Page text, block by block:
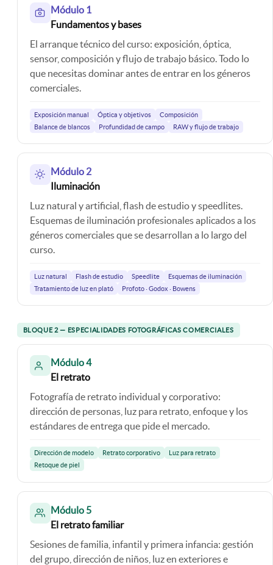
hacia el
alumno. No
esta gran
oportunidad!
la teoría y
las técnicas
con el
espacio
necesario
se
desarrolle.
te estas
planteando
dar un paso
más allá en
Módulo 1
Fundamentos y bases
El arranque técnico del curso: exposición, óptica,
sensor, composición y flujo de trabajo básico. Todo lo
que necesitas dominar antes de entrar en los géneros
comerciales.
Exposición manual Óptica y objetivos
Composición
Balance de blancos
Profundidad de campo RAW y flujo de trabajo
Módulo 2
Iluminación
Luz natural y artificial, flash de estudio y speedlites.
Esquemas de iluminación profesionales aplicados a los
géneros comerciales que se desarrollan a lo largo del
curso.
Luz natural Flash de estudio Speedlite
Esquemas de iluminación
Tratamiento de luz en plató
Profoto · Godox · Bowens
BLOQUE 2 — ESPECIALIDADES FOTOGRÁFICAS COMERCIALES
Módulo 4
El retrato
Fotografía de retrato individual y corporativo:
dirección de personas, luz para retrato, enfoque y los
estándares de entrega que pide el mercado.
Dirección de modelo Retrato corporativo
Luz para retrato
Retoque de piel
Módulo 5
El retrato familiar
Sesiones de familia, infantil y primera infancia: gestión
del grupo, dirección de niños, luz en exteriores e